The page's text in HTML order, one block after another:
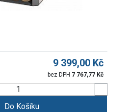
9 399,00 Kč
bez DPH 7 767,77 Kč
Do Košíku